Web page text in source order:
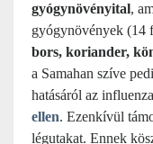
gyógynövényital,
gyógynövények (14
bors, koriander,
a Samahan szíve
hatásáról az
ellen. Ezenkívül
légutakat. Ennek